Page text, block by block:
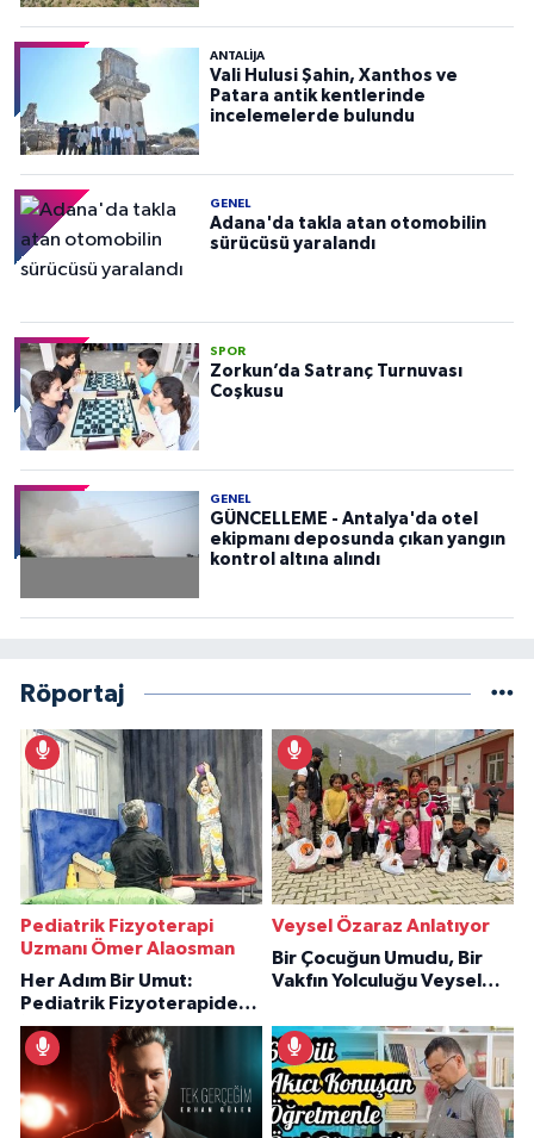
ANTALIJA
Vali Hulusi Şahin, Xanthos ve
Patara antik kentlerinde
incelemelerde bulundu
GENEL
Adana'da takla atan otomobilin
sürücüsü yaralandı
SPOR
Zorkun’da Satranç Turnuvası
Coşkusu
GENEL
GÜNCELLEME - Antalya'da otel
ekipmanı deposunda çıkan yangın
kontrol altına alındı
Röportaj
Pediatrik Fizyoterapi
Uzmanı Ömer Alaosman
Her Adım Bir Umut:
Pediatrik Fizyoterapiden
İlham Veren Hikâyeler
Veysel Özaraz Anlatıyor
Bir Çocuğun Umudu, Bir
Vakfın Yolculuğu Veysel